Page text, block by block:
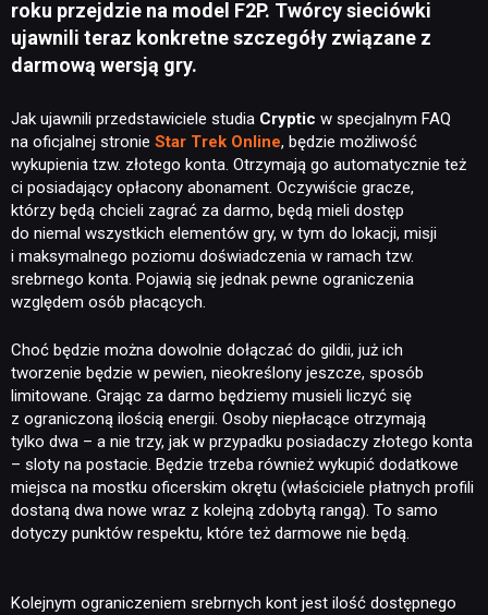
roku przejdzie na model F2P. Twórcy sieciówki
ujawnili teraz konkretne szczegóły związane z
darmową wersją gry.
Jak ujawnili przedstawiciele studia Cryptic w specjalnym FAQ
na oficjalnej stronie Star Trek Online, będzie możliwość
wykupienia tzw. złotego konta. Otrzymają go automatycznie też
ci posiadający opłacony abonament. Oczywiście gracze,
którzy będą chcieli zagrać za darmo, będą mieli dostęp
do niemal wszystkich elementów gry, w tym do lokacji, misji
i maksymalnego poziomu doświadczenia w ramach tzw.
srebrnego konta. Pojawią się jednak pewne ograniczenia
względem osób płacących.
Choć będzie można dowolnie dołączać do gildii, już ich
tworzenie będzie w pewien, nieokreślony jeszcze, sposób
limitowane. Grając za darmo będziemy musieli liczyć się
z ograniczoną ilością energii. Osoby niepłacące otrzymają
tylko dwa – a nie trzy, jak w przypadku posiadaczy złotego konta
– sloty na postacie. Będzie trzeba również wykupić dodatkowe
miejsca na mostku oficerskim okrętu (właściciele płatnych profili
dostaną dwa nowe wraz z kolejną zdobytą rangą). To samo
dotyczy punktów respektu, które też darmowe nie będą.
Kolejnym ograniczeniem srebrnych kont jest ilość dostępnego